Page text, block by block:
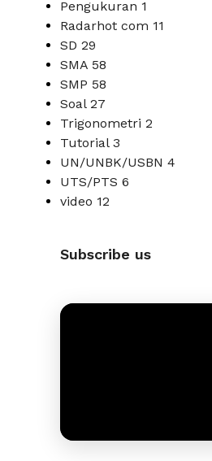
Pengukuran 1
Radarhot com 11
SD 29
SMA 58
SMP 58
Soal 27
Trigonometri 2
Tutorial 3
UN/UNBK/USBN 4
UTS/PTS 6
video 12
Subscribe us